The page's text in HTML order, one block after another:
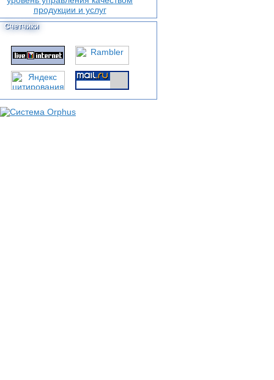
Счетчики